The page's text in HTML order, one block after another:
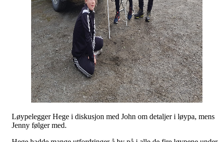
Løypelegger Hege i diskusjon med John om detaljer i løypa, mens
Jenny følger med.